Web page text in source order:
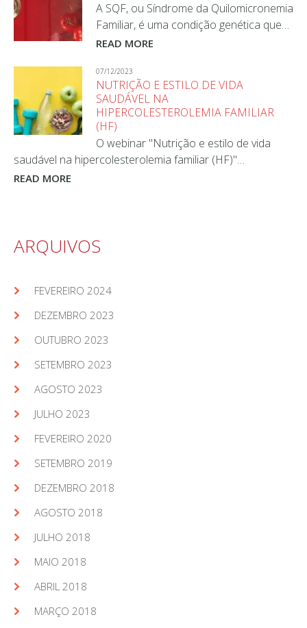
A SQF, ou Síndrome da Quilomicronemia
Familiar, é uma condição genética que…
READ MORE
07/12/2023
NUTRIÇÃO E ESTILO DE VIDA
SAUDÁVEL NA
HIPERCOLESTEROLEMIA FAMILIAR
(HF)
O webinar "Nutrição e estilo de vida
saudável na hipercolesterolemia familiar (HF)"…
READ MORE
ARQUIVOS
FEVEREIRO 2024
DEZEMBRO 2023
OUTUBRO 2023
SETEMBRO 2023
AGOSTO 2023
JULHO 2023
FEVEREIRO 2020
SETEMBRO 2019
DEZEMBRO 2018
AGOSTO 2018
JULHO 2018
MAIO 2018
ABRIL 2018
MARÇO 2018